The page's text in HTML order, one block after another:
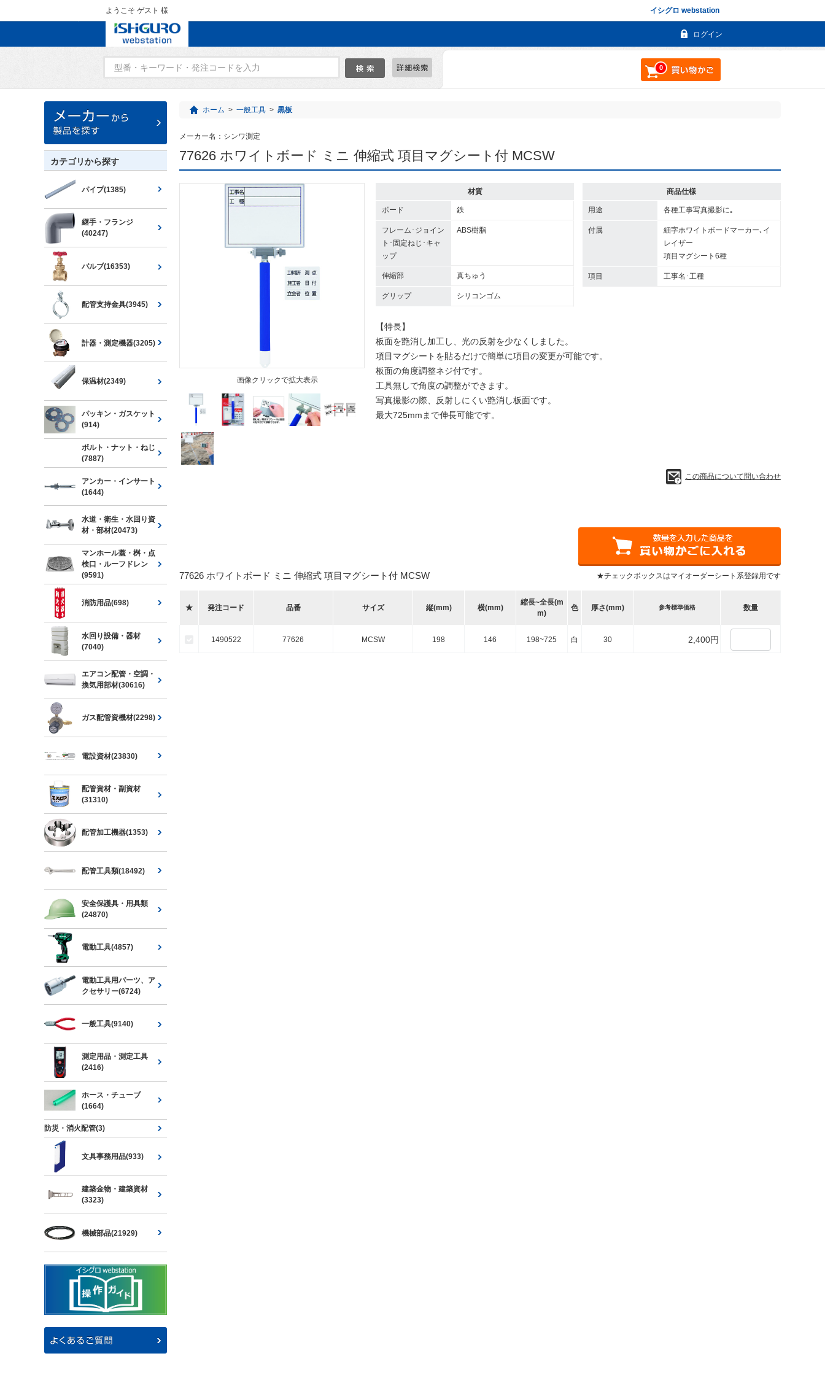
イシグロ webstation
ようこそ ゲスト 様
ログイン
0
ホーム > 一般工具 > 黒板
メーカー名： シンワ測定
77626 ホワイトボード ミニ 伸縮式 項目マグシート付 MCSW
画像クリックで拡大表示
材質
ボード 鉄
フレーム･ジョイン
ト･固定ねじ･キャ
ップ
ABS樹脂
伸縮部 真ちゅう
グリップ シリコンゴム
商品仕様
用途 各種工事写真撮影に｡
付属
細字ホワイトボードマーカー､イ
レイザー
項目マグシート6種
項目 工事名･工種
【特長】
板面を艶消し加工し、光の反射を少なくしました。
項目マグシートを貼るだけで簡単に項目の変更が可能です。
板面の角度調整ネジ付です。
工具無しで角度の調整ができます。
写真撮影の際、反射しにくい艶消し板面です。
最大725mmまで伸長可能です。
この商品について問い合わせ
77626 ホワイトボード ミニ 伸縮式 項目マグシート付 MCSW ★チェックボックスはマイオーダーシート系登録用です
★ 発注コード 品番 サイズ 縦(mm) 横(mm)
縮長~全長(m
m)
色 厚さ(mm) 参考標準価格 数量
1490522 77626 MCSW 198 146 198~725 白 30 2,400円
カテゴリから探す
パイプ(1385)
継手・フランジ
(40247)
バルブ(16353)
配管支持金具(3945)
計器・測定機器(3205)
保温材(2349)
パッキン・ガスケット
(914)
ボルト・ナット・ねじ
(7887)
アンカー・インサート
(1644)
水道・衛生・水回り資
材・部材(20473)
マンホール蓋・桝・点
検口・ルーフドレン
(9591)
消防用品(698)
水回り設備・器材
(7040)
エアコン配管・空調・
換気用部材(30616)
ガス配管資機材(2298)
電設資材(23830)
配管資材・副資材
(31310)
配管加工機器(1353)
配管工具類(18492)
安全保護具・用具類
(24870)
電動工具(4857)
電動工具用パーツ、ア
クセサリー(6724)
一般工具(9140)
測定用品・測定工具
(2416)
ホース・チューブ
(1664)
防災・消火配管(3)
文具事務用品(933)
建築金物・建築資材
(3323)
機械部品(21929)